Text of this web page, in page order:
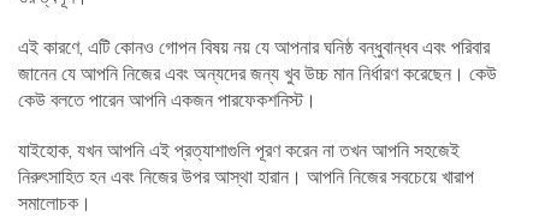
এই কারণে, এটি কোনও গোপন বিষয় নয় যে আপনার ঘনিষ্ঠ বন্ধুবান্ধব এবং পরিবার
জানেন যে আপনি নিজের এবং অন্যদের জন্য খুব উচ্চ মান নির্ধারণ করেছেন। কেউ
কেউ বলতে পারেন আপনি একজন পারফেকশনিস্ট।
যাইহোক, যখন আপনি এই প্রত্যাশাগুলি পূরণ করেন না তখন আপনি সহজেই
নিরুৎসাহিত হন এবং নিজের উপর আস্থা হারান। আপনি নিজের সবচেয়ে খারাপ
সমালোচক।